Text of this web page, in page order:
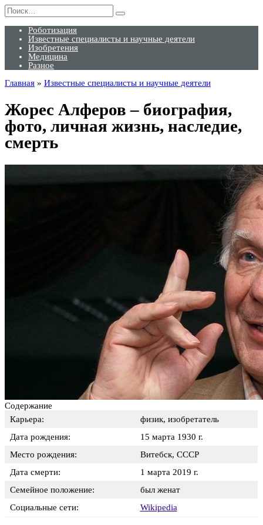
Перейти
к
содержанию
Search
for:
Роботизация
Известные специалисты и научные деятели
Изобретения
Медицина
Разное
Главная » Известные специалисты и научные деятели
Жорес Алферов – биография,
фото, личная жизнь, наследие,
смерть
Содержание
Карьера:
физик, изобретатель
Дата рождения:
15 марта 1930 г.
Место рождения:
Витебск, СССР
Дата смерти:
1 марта 2019 г.
Семейное положение:
был женат
Социальные сети:
Wikipedia